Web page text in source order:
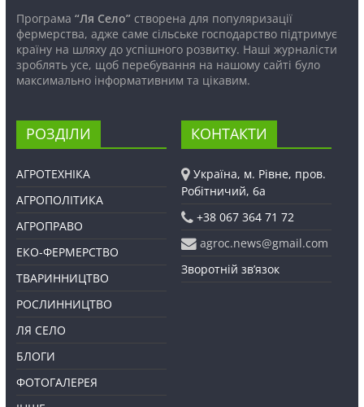
Програма “Ля Село”створена для популяризації
фермерства, адже саме сільське господарство підтримує
країну на шляху до успішного розвитку. Наші журналісти
зроблять усе, щоб перебування на нашому сайті було
максимально інформативним та цікавим.
РОЗДІЛИ
АГРОТЕХНІКА
АГРОПОЛІТИКА
АГРОПРАВО
ЕКО-ФЕРМЕРСТВО
ТВАРИННИЦТВО
РОСЛИННИЦТВО
ЛЯ СЕЛО
БЛОГИ
ФОТОГАЛЕРЕЯ
КОНТАКТИ
Україна, м. Рівне, пров.
Робітничий, 6а
+38 067 364 71 72
agroc.news@gmail.com
Зворотній зв’язок